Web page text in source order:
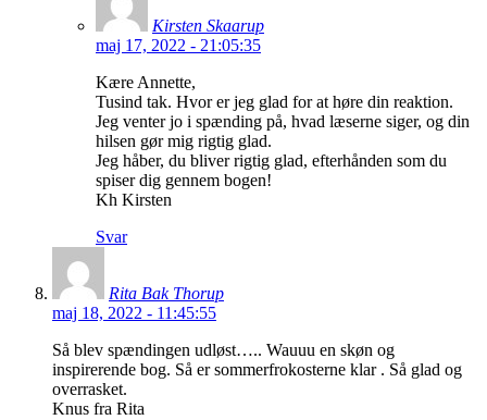
Kirsten Skaarup
maj 17, 2022 - 21:05:35
Kære Annette,
Tusind tak. Hvor er jeg glad for at høre din reaktion.
Jeg venter jo i spænding på, hvad læserne siger, og din
hilsen gør mig rigtig glad.
Jeg håber, du bliver rigtig glad, efterhånden som du
spiser dig gennem bogen!
Kh Kirsten
Svar
Rita Bak Thorup
maj 18, 2022 - 11:45:55
Så blev spændingen udløst….. Wauuu en skøn og
inspirerende bog. Så er sommerfrokosterne klar . Så glad og
overrasket.
Knus fra Rita